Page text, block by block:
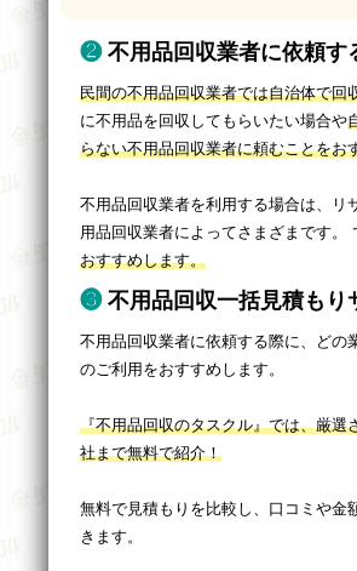
不用品回収業者に依頼す
民間の不用品回収業者では自治体で回
に不用品を回収してもらいたい場合や
らない不用品回収業者に頼むことをお
不用品回収業者を利用する場合は、リ
用品回収業者によってさまざまです。
おすすめします。
不用品回収一括見積もり
不用品回収業者に依頼する際に、どの
のご利用をおすすめします。
『不用品回収のタスクル』では、厳選
社まで無料で紹介！
無料で見積もりを比較し、口コミや金
きます。